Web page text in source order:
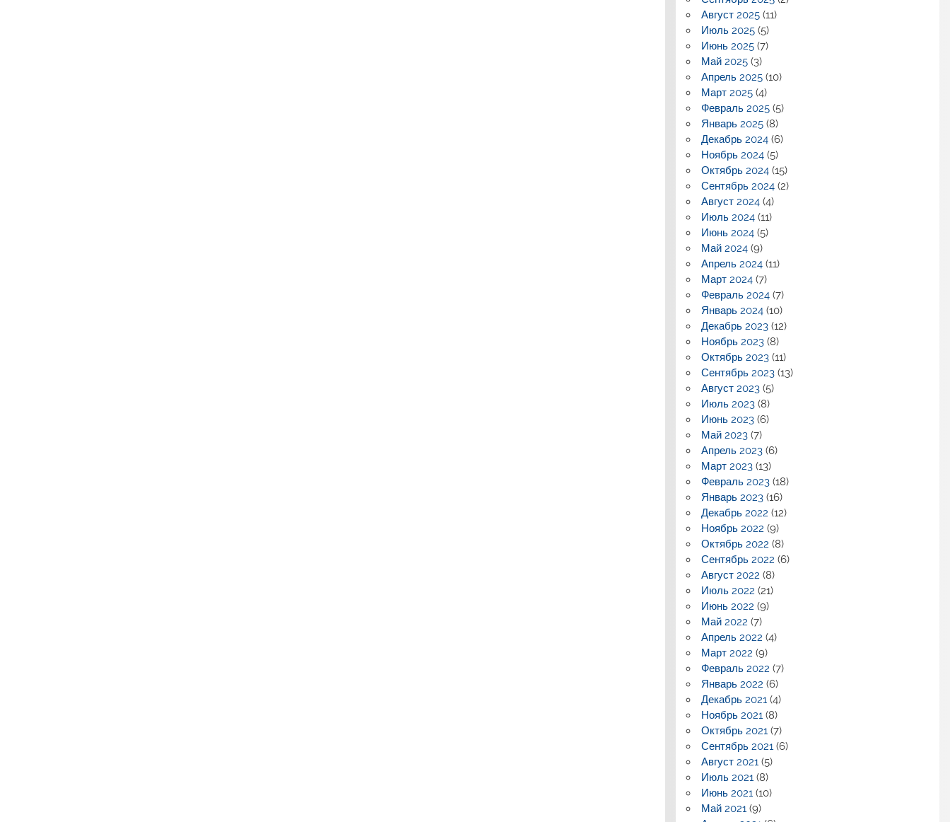
Август 2025 (11)
Июль 2025 (5)
Июнь 2025 (7)
Май 2025 (3)
Апрель 2025 (10)
Март 2025 (4)
Февраль 2025 (5)
Январь 2025 (8)
Декабрь 2024 (6)
Ноябрь 2024 (5)
Октябрь 2024 (15)
Сентябрь 2024 (2)
Август 2024 (4)
Июль 2024 (11)
Июнь 2024 (5)
Май 2024 (9)
Апрель 2024 (11)
Март 2024 (7)
Февраль 2024 (7)
Январь 2024 (10)
Декабрь 2023 (12)
Ноябрь 2023 (8)
Октябрь 2023 (11)
Сентябрь 2023 (13)
Август 2023 (5)
Июль 2023 (8)
Июнь 2023 (6)
Май 2023 (7)
Апрель 2023 (6)
Март 2023 (13)
Февраль 2023 (18)
Январь 2023 (16)
Декабрь 2022 (12)
Ноябрь 2022 (9)
Октябрь 2022 (8)
Сентябрь 2022 (6)
Август 2022 (8)
Июль 2022 (21)
Июнь 2022 (9)
Май 2022 (7)
Апрель 2022 (4)
Март 2022 (9)
Февраль 2022 (7)
Январь 2022 (6)
Декабрь 2021 (4)
Ноябрь 2021 (8)
Октябрь 2021 (7)
Сентябрь 2021 (6)
Август 2021 (5)
Июль 2021 (8)
Июнь 2021 (10)
Май 2021 (9)